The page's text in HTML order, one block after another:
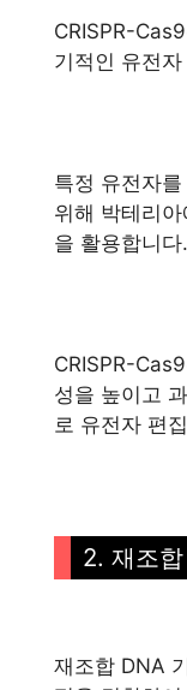
CRISPR-
기적인 유전
특정 유전자
위해 박테리
을 활용합니다.
CRISPR-
성을 높이고
로 유전자 편
2. 재조
재조합 DNA